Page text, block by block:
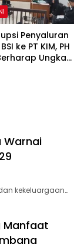
Penyaluran
ke PT KIM, PH
Ungkap
Warnai
dan kekeluargaan…
Manfaat